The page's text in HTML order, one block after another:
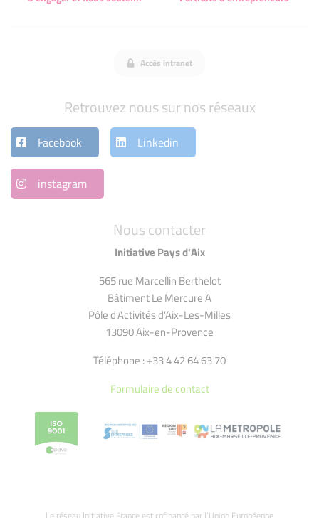
Nous contacter
Initiative Pays d'Aix
565 rue Marcellin Berthelot
Bâtiment Le Mercure A
Pôle d'Activités d'Aix-Les-Milles
13090 Aix-en-Provence
Téléphone : +33 4 42 64 63 70
Formulaire de contact
Accès intranet
Retrouvez nous sur nos réseaux
Facebook Linkedin
instagram